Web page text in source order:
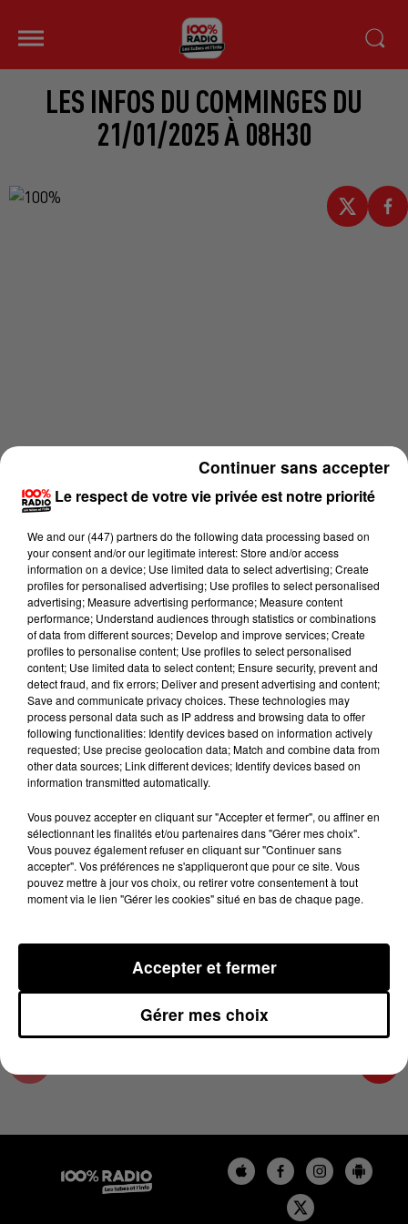
LES INFOS DU COMMINGES DU
21/01/2025 À 08H30
Lecture (4 min 5 sec)
100%
100% Radio les infos du Comminges
21 janvier 2025 - 4 min 5 sec
LES INFOS DU COMMINGES DU 21/01/2025 À
08H30
Podcast infos du Comminges
Le respect de votre vie privée est notre priorité
We and our (447) partnersdo the following data processing based on
your consent and/or our legitimate interest: Store and/or access
information on a device; Use limited data to select advertising; Create
profiles for personalised advertising; Use profiles to select personalised
advertising; Measure advertising performance; Measure content
performance; Understand audiences through statistics or combinations
of data from different sources; Develop and improve services; Create
profiles to personalise content; Use profiles to select personalised
content; Use limited data to select content; Ensure security, prevent and
detect fraud, and fix errors; Deliver and present advertising and content;
Save and communicate privacy choices. These technologies may
process personal data such as IP address and browsing data to offer
following functionalities: Identify devices based on information actively
requested; Use precise geolocation data; Match and combine data from
other data sources; Link different devices; Identify devices based on
information transmitted automatically.
Vous pouvez accepter en cliquant sur "Accepter et fermer", ou affiner en
sélectionnant les finalités et/ou partenaires dans "Gérer mes choix".
Vous pouvez également refuser en cliquant sur "Continuer sans
accepter". Vos préférences ne s'appliqueront que pour ce site. Vous
pouvez mettre à jour vos choix, ou retirer votre consentement à tout
moment via le lien "Gérer les cookies" situé en bas de chaque page.
Gérer mes choix
Accepter et fermer
Continuer sans accepter